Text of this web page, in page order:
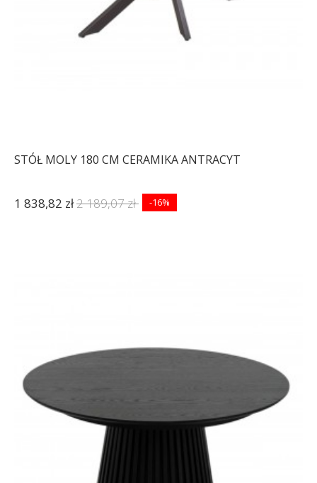
STÓŁ MOLY 180 CM CERAMIKA ANTRACYT
1 838,82 zł2 189,07 zł -16%